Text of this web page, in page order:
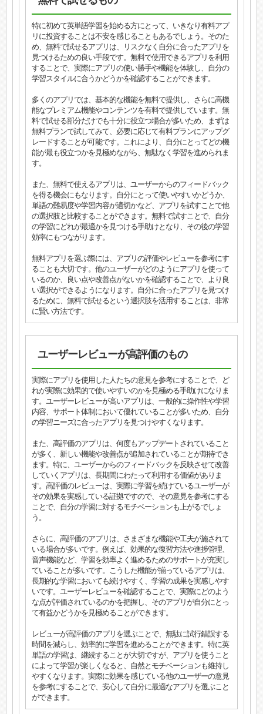
特に初めて英単語学習を始める方にとって、いきなり有料アプ
リに投資することは不安を感じることもあるでしょう。そのた
め、無料で試せるアプリは、リスクなく自分に合ったアプリを
見つけるための良い手段です。無料で使用できるアプリを利用
することで、実際にアプリの使い勝手や機能を体験し、自分の
学習スタイルに合うかどうかを確認することができます。
多くのアプリでは、基本的な機能を無料で提供し、さらに高機
能なプレミアム機能やコンテンツを有料で提供しています。無
料で試せる部分だけでも十分に役立つ場合が多いため、まずは
無料プランで試してみて、必要に応じて有料プランにアップグ
レードすることが可能です。これにより、自分にとってどの機
能が最も役立つかを見極めながら、無駄なく学習を進められま
す。
また、無料で使えるアプリは、ユーザーからのフィードバック
を得る機会にもなります。自分にとって使いやすいかどうか、
単語の難易度や学習内容が適切かなど、アプリを試すことで他
の選択肢と比較することができます。無料で試すことで、自分
の学習にどれが最適かを見つける手助けとなり、その後の学習
効率にもつながります。
無料アプリを選ぶ際には、アプリの評価やレビューを参考にす
ることも大切です。他のユーザーがどのようにアプリを使って
いるのか、良い点や改善点がないかを確認することで、より良
い選択ができるようになります。自分に合ったアプリを見つけ
るために、無料で試せるという選択肢を活用することは、非常
に賢い方法です。
ユーザーレビューが高評価のもの
実際にアプリを使用した人たちの意見を参考にすることで、ど
れが実際に効果的で使いやすいのかを見極める手助けになりま
す。ユーザーレビューが高いアプリは、一般的に操作性や学習
内容、サポート体制において優れていることが多いため、自分
の学習ニーズに合ったアプリを見つけやすくなります。
また、高評価のアプリは、何度もアップデートされていること
が多く、新しい機能や改善点が追加されていることが期待でき
ます。特に、ユーザーからのフィードバックを反映させて改善
していくアプリは、長期間にわたって利用する価値がありま
す。高評価のレビューは、実際に学習を続けているユーザーが
その効果を実感している証拠ですので、その意見を参考にする
ことで、自分の学習に対するモチベーションも上がるでしょ
う。
さらに、高評価のアプリは、さまざまな機能や工夫が施されて
いる場合が多いです。例えば、効果的な復習方法や進捗管理、
音声機能など、学習を効率よく進めるためのサポートが充実し
ていることが多いです。こうした機能が揃っているアプリは、
長期的な学習においても続けやすく、学習の成果を実感しやす
いです。ユーザーレビューを確認することで、実際にどのよう
な点が評価されているのかを把握し、そのアプリが自分にとっ
て有益かどうかを見極めることができます。
レビューが高評価のアプリを選ぶことで、無駄に試行錯誤する
時間を減らし、効率的に学習を進めることができます。特に英
単語の学習は、継続することが大切ですが、アプリを使うこと
によって学習が楽しくなると、自然とモチベーションも維持し
やすくなります。実際に効果を感じている他のユーザーの意見
を参考にすることで、安心して自分に最適なアプリを選ぶこと
ができます。